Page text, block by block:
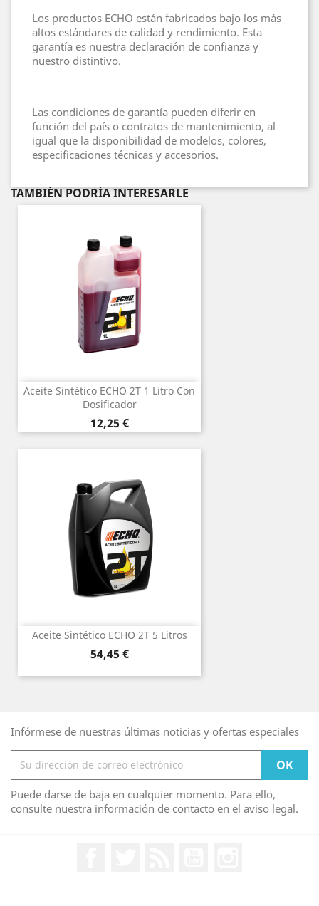
Los productos ECHO están fabricados bajo los más
altos estándares de calidad y rendimiento. Esta
garantía es nuestra declaración de confianza y
nuestro distintivo.
Las condiciones de garantía pueden diferir en
función del país o contratos de mantenimiento, al
igual que la disponibilidad de modelos, colores,
especificaciones técnicas y accesorios.
TAMBIÉN PODRÍA INTERESARLE
Aceite Sintético ECHO 2T 1 Litro Con
Dosificador
Precio
12,25 €
Aceite Sintético ECHO 2T 5 Litros
Precio
54,45 €
Infórmese de nuestras últimas noticias y ofertas especiales
Puede darse de baja en cualquier momento. Para ello,
consulte nuestra información de contacto en el aviso legal.